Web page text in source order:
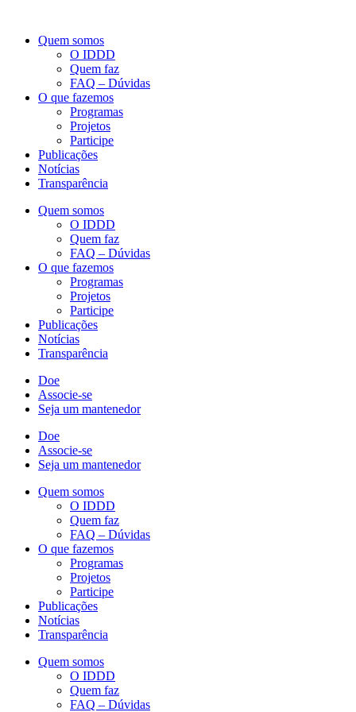
Quem somos
O IDDD
Quem faz
FAQ – Dúvidas
O que fazemos
Programas
Projetos
Participe
Publicações
Notícias
Transparência
Quem somos
O IDDD
Quem faz
FAQ – Dúvidas
O que fazemos
Programas
Projetos
Participe
Publicações
Notícias
Transparência
Doe
Associe-se
Seja um mantenedor
Doe
Associe-se
Seja um mantenedor
Quem somos
O IDDD
Quem faz
FAQ – Dúvidas
O que fazemos
Programas
Projetos
Participe
Publicações
Notícias
Transparência
Quem somos
O IDDD
Quem faz
FAQ – Dúvidas